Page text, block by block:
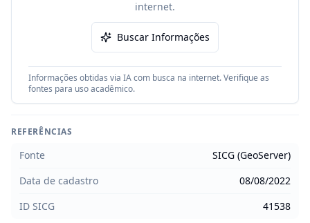
internet.
Buscar Informações
Informações obtidas via IA com busca na internet. Verifique as
fontes para uso acadêmico.
REFERÊNCIAS
Fonte
SICG (GeoServer)
Data de cadastro
08/08/2022
ID SICG
41538